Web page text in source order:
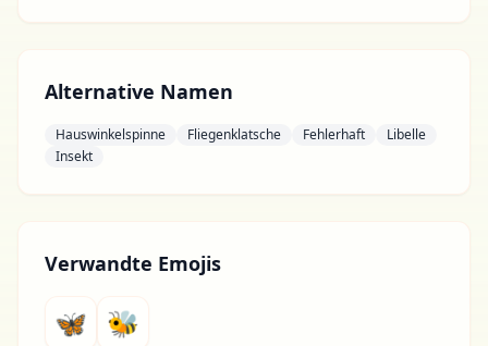
Alternative Namen
Hauswinkelspinne Fliegenklatsche Fehlerhaft
Libelle
Insekt
Verwandte Emojis
🦋 🐝